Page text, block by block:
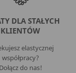
DLA STAŁYCH
KLIENTÓW
elastycznej
współpracy?
Dołącz do nas!